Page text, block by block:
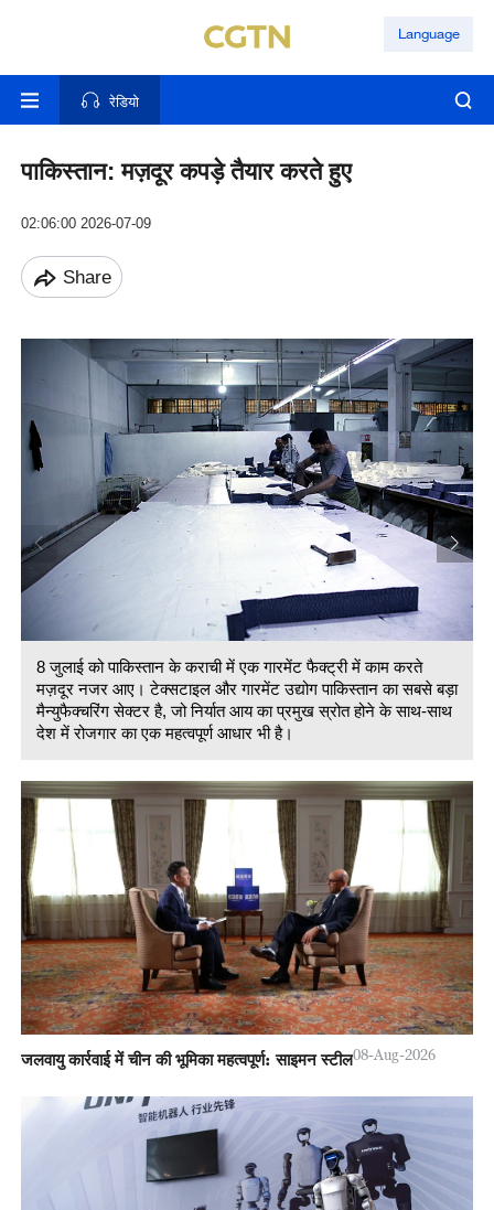
Language
रेडियो
पाकिस्तान: मज़दूर कपड़े तैयार करते हुए
02:06:00 2026-07-09
Share
फैक्ट्री में काम करते
पाकिस्तान का सबसे बड़ा
स्रोत होने के साथ-साथ
8 जुलाई को पाकिस्तान के कराची में एक गारमेंट
मज़दूर नजर आए। टेक्सटाइल और गारमेंट उद्योग
मैन्युफैक्चरिंग सेक्टर है, जो निर्यात आय का प्रमुख
देश में रोजगार का एक महत्वपूर्ण आधार भी है।
जलवायु कार्रवाई में चीन की भूमिका महत्वपूर्ण: साइमन स्टील08-Aug-2026